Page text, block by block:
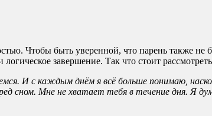
Чтобы быть уверенной, что парень также не
завершение. Так что стоит
И с каждым днём я всё больше понимаю,
сном. Мне не хватает тебя в течение дня. Я